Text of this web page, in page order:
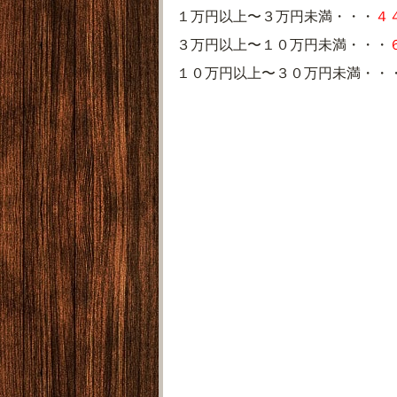
１万円以上〜３万円未満・・・ ４
３万円以上〜１０万円未満・・・
１０万円以上〜３０万円未満・・・